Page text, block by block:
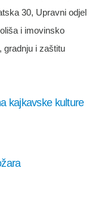
30, Upravni odjel
i imovinsko
gradnju i zaštitu
kajkavske kulture